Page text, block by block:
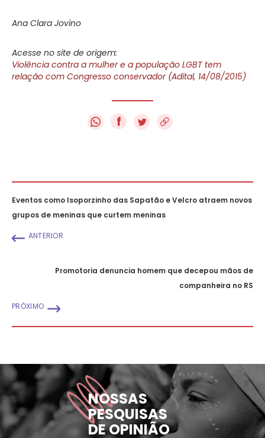
Ana Clara Jovino
Acesse no site de origem:
Violência contra a mulher e a população LGBT tem
relação com Congresso conservador (Adital, 14/08/2015)
f
Eventos como Isoporzinho das Sapatão e Velcro atraem novos
grupos de meninas que curtem meninas
ANTERIOR
Promotoria denuncia homem que decepou mãos de
companheira no RS
PRÓXIMO
NOSSAS
PESQUISAS
DE OPINIÃO